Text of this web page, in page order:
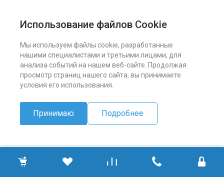
Использование файлов Cookie
Мы используем файлы cookie, разработанные
нашими специалистами и третьими лицами, для
анализа событий на нашем веб-сайте. Продолжая
просмотр страниц нашего сайта, вы принимаете
условия его использования.
Принимаю Подробнее
324 500 ₽
ПОДРОБНЕЕ